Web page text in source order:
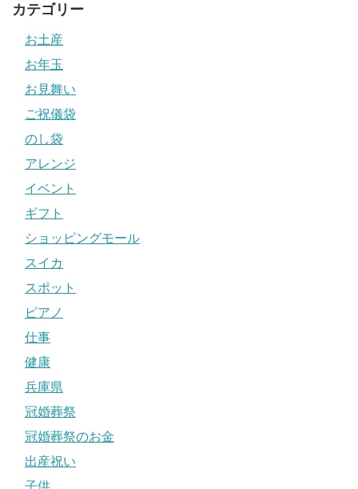
カテゴリー
お土産
お年玉
お見舞い
ご祝儀袋
のし袋
アレンジ
イベント
ギフト
ショッピングモール
スイカ
スポット
ピアノ
仕事
健康
兵庫県
冠婚葬祭
冠婚葬祭のお金
出産祝い
子供